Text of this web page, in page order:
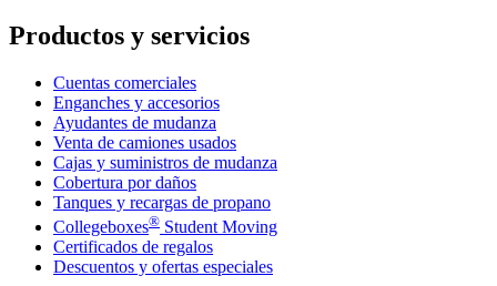
Productos y servicios
Cuentas comerciales
Enganches y accesorios
Ayudantes de mudanza
Venta de camiones usados
Cajas y suministros de mudanza
Cobertura por daños
Tanques y recargas de propano
Collegeboxes® Student Moving
Certificados de regalos
Descuentos y ofertas especiales